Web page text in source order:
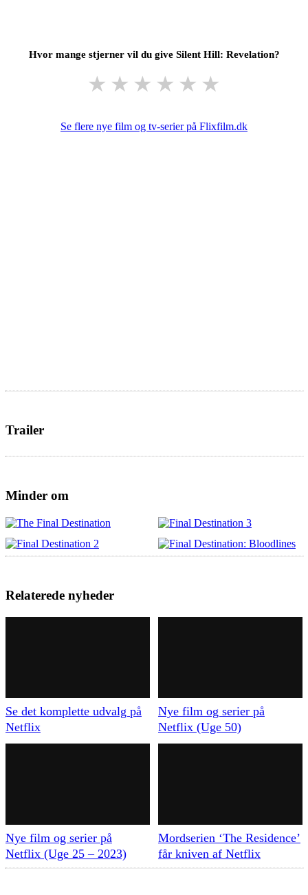
Hvor mange stjerner vil du give Silent Hill: Revelation?
★ ★ ★ ★ ★ ★
Se flere nye film og tv-serier på Flixfilm.dk
Trailer
Minder om
Relaterede nyheder
Se det komplette udvalg på
Netflix
Nye film og serier på
Netflix (Uge 50)
Nye film og serier på
Netflix (Uge 25 – 2023)
Mordserien ‘The Residence’
får kniven af Netflix